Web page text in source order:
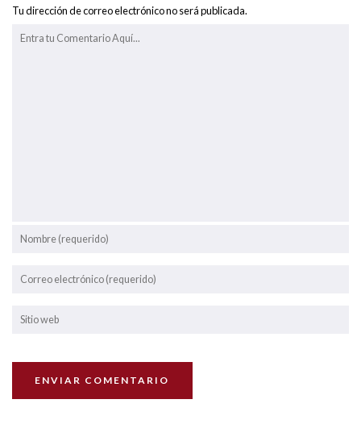
Tu dirección de correo electrónico no será publicada.